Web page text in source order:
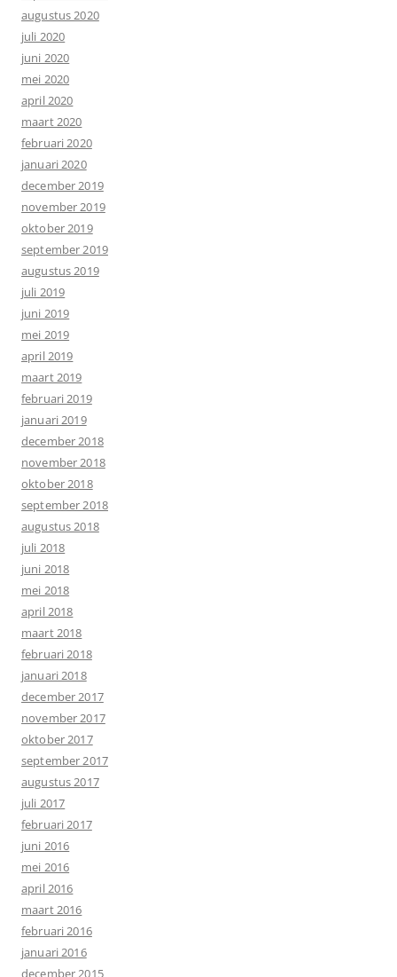
augustus 2020
juli 2020
juni 2020
mei 2020
april 2020
maart 2020
februari 2020
januari 2020
december 2019
november 2019
oktober 2019
september 2019
augustus 2019
juli 2019
juni 2019
mei 2019
april 2019
maart 2019
februari 2019
januari 2019
december 2018
november 2018
oktober 2018
september 2018
augustus 2018
juli 2018
juni 2018
mei 2018
april 2018
maart 2018
februari 2018
januari 2018
december 2017
november 2017
oktober 2017
september 2017
augustus 2017
juli 2017
februari 2017
juni 2016
mei 2016
april 2016
maart 2016
februari 2016
januari 2016
december 2015